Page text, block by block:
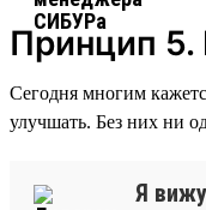
Принцип
Сегодня многим
улучшать. Без них ни
Я